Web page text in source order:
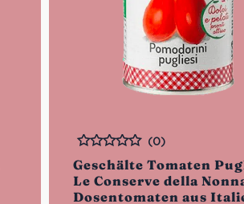
Geschälte Tomaten
Le Conserve della
Dosentomaten aus
Bewertet
(0)